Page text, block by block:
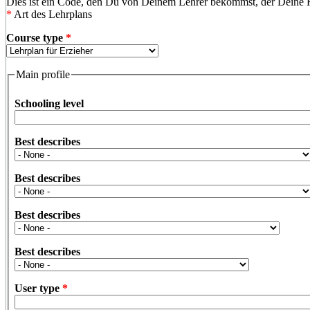
* Art des Lehrplans
Course type *
Main profile
Schooling level
Best describes
Best describes
Best describes
Best describes
User type *